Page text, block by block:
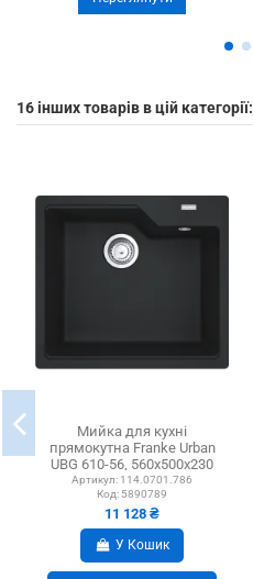
16 інших товарів в цій категорії:
Мийка для кухні
прямокутна Franke Urban
UBG 610-56, 560х500х230
мм, онікс, кам`яна
Артикул: 114.0701.786
Код: 5890789
11 128 ₴
У Кошик